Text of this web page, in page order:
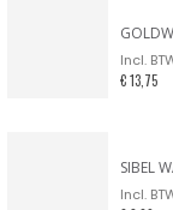
€ 13,75